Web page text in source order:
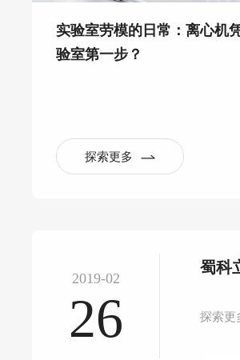
实验室劳模的日常：离心机
验室第一步？
探索更多
2019-02
26
蜀科
探索更